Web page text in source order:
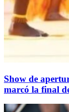
Show de
marcó la final